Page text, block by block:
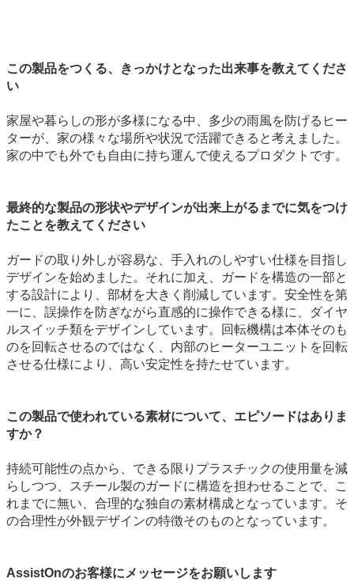
この製品をつくる、きっかけとなった出来事を教えてくださ
い
家屋や暮らしの形が多様になる中、多少の雨風を防げるヒー
ターが、家の様々な場所や状況で活躍できると考えました。
家の中でも外でも自由に持ち運んで使えるプロダクトです。
最終的な製品の形状やデザインが出来上がるまでに気をつけ
たことを教えてください
ガードの取り外しが容易な、手入れのしやすい仕様を目指し
デザインを始めました。それに加え、ガードを構造の一部と
する設計により、部材を大きく削減しています。安全性を第
一に、誤操作を防ぎながら直感的に操作できる様に、ダイヤ
ルスイッチ類をデザインしています。回転機構は本体そのも
のを回転させるのではなく、内部のヒーターユニットを回転
させる仕様により、高い安定性を持たせています。
この製品で使われている素材について、エピソードはありま
すか？
持続可能性の点から、できる限りプラスチックの使用量を減
らしつつ、スチール製のガードに構造を担わせることで、こ
れまでに無い、合理的な独自の素材構成となっています。そ
の合理性が外観デザインの特徴そのものとなっています。
AssistOnのお客様にメッセージをお願いします